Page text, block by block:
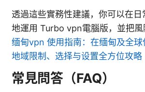
透過這些實務性建議，你可以在日
地運用 Turbo vpn電腦版，並把風
缅甸vpn 使用指南：在缅甸及全球
地域限制、选择与设置全方位攻略
常見問答（FAQ）